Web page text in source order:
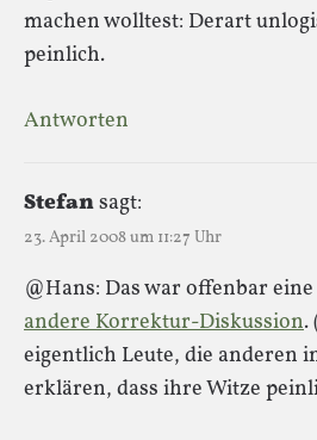
machen wolltest: Derart
peinlich.
Antworten
Stefansagt:
23. April 2008 um 11:27 Uhr
@Hans: Das war offenbar
andere Korrektur-Diskussion.
eigentlich Leute, die anderen
erklären, dass ihre Witze